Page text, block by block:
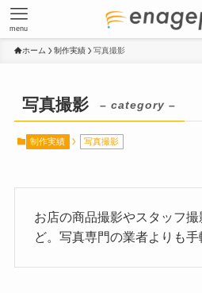
menu
ホーム 制作実績 写真撮影
写真撮影 – category –
制作実績 写真撮影
お店の商品撮影やスタッフ
ど。写真専門の業者よりも手